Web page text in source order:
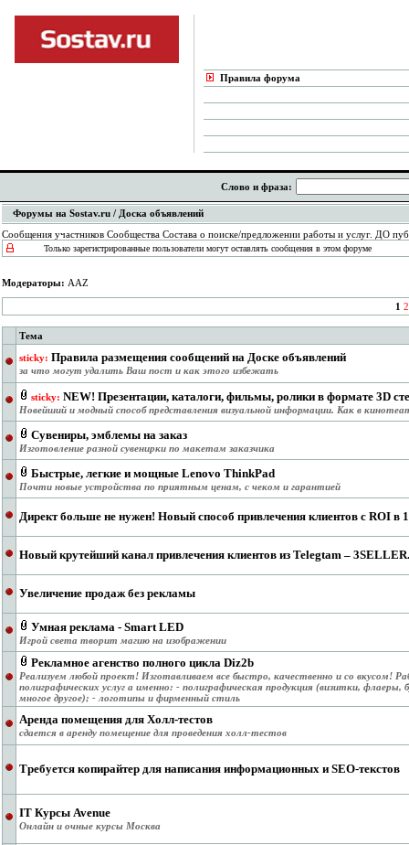
Правила форума
Слово и фраза:
Форумы на Sostav.ru / Доска объявлений
Сообщения участников Сообщества Состава о поиске/предложении работы и услуг. ДО
Только зарегистрированные пользователи могут оставлять сообщения в этом форуме
Модераторы: AAZ
1 2
Тема
sticky: Правила размещения сообщений на Доске объявлений
за что могут удалить Ваш пост и как этого избежать
sticky: NEW! Презентации, каталоги, фильмы, ролики в формате 3D
Новейший и модный способ представления визуальной информации. Как в
Сувениры, эмблемы на заказ
Изготовление разной сувенирки по макетам заказчика
Быстрые, легкие и мощные Lenovo ThinkPad
Почти новые устройства по приятным ценам, с чеком и гарантией
Директ больше не нужен! Новый способ привлечения клиентов с ROI в
Новый крутейший канал привлечения клиентов из Telegtam –
Увеличение продаж без рекламы
Умная реклама - Smart LED
Игрой света творит магию на изображении
Рекламное агенство полного цикла Diz2b
Реализуем любой проект! Изготавливаем все быстро, качественно и со вкусом!
полиграфических услуг а именно: - полиграфическая продукция (визитки, флаеры,
многое другое); - логотипы и фирменный стиль
Аренда помещения для Холл-тестов
сдается в аренду помещение для проведения холл-тестов
Требуется копирайтер для написания информационных и SEO-текстов
IT Курсы Avenue
Онлайн и очные курсы Москва